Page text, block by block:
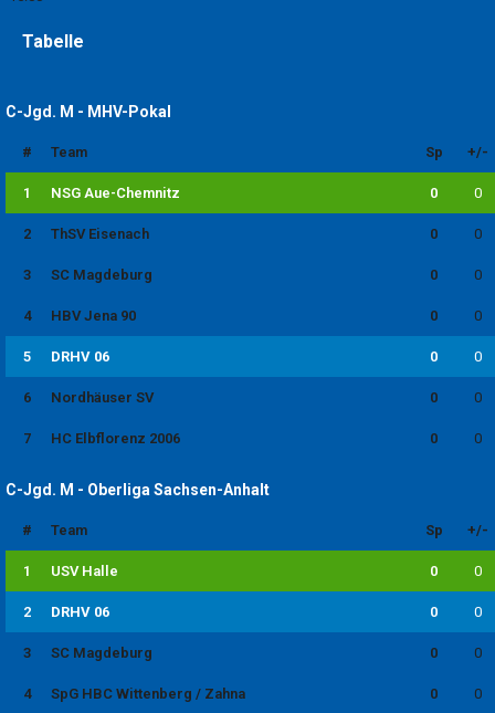
Tabelle
C-Jgd. M - MHV-Pokal
# Team Sp +/-
1 NSG Aue-Chemnitz 0 0
2 ThSV Eisenach 0 0
3 SC Magdeburg 0 0
4 HBV Jena 90 0 0
5 DRHV 06 0 0
6 Nordhäuser SV 0 0
7 HC Elbflorenz 2006 0 0
C-Jgd. M - Oberliga Sachsen-Anhalt
# Team Sp +/-
1 USV Halle 0 0
2 DRHV 06 0 0
3 SC Magdeburg 0 0
4 SpG HBC Wittenberg / Zahna 0 0